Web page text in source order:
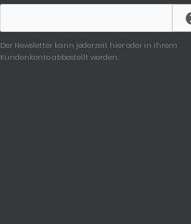
Der Newsletter kann jederzeit hier oder in Ihrem
Kundenkonto abbestellt werden.